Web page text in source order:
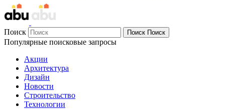
Поиск Поиск Поиск
Популярные поисковые запросы
Акции
Архитектура
Дизайн
Новости
Строительство
Технологии